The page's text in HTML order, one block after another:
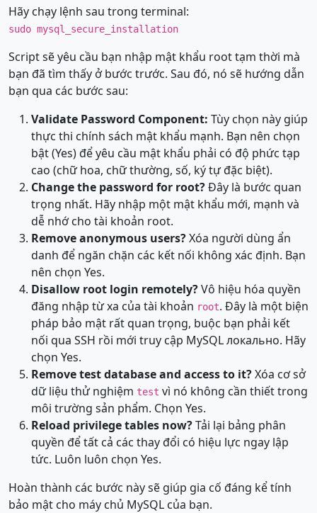
Hãy chạy lệnh sau trong terminal:
sudo mysql_secure_installation
Script sẽ yêu cầu bạn nhập mật khẩu root tạm thời mà
bạn đã tìm thấy ở bước trước. Sau đó, nó sẽ hướng dẫn
bạn qua các bước sau:
Validate Password Component: Tùy chọn này giúp
thực thi chính sách mật khẩu mạnh. Bạn nên chọn
bật (Yes) để yêu cầu mật khẩu phải có độ phức tạp
cao (chữ hoa, chữ thường, số, ký tự đặc biệt).
Change the password for root?Đây là bước quan
trọng nhất. Hãy nhập một mật khẩu mới, mạnh và
dễ nhớ cho tài khoản root.
Remove anonymous users?Xóa người dùng ẩn
danh để ngăn chặn các kết nối không xác định. Bạn
nên chọn Yes.
Disallow root login remotely?Vô hiệu hóa quyền
đăng nhập từ xa của tài khoản root. Đây là một biện
pháp bảo mật rất quan trọng, buộc bạn phải kết
nối qua SSH rồi mới truy cập MySQL локально. Hãy
chọn Yes.
Remove test database and access to it?Xóa cơ sở
dữ liệu thử nghiệm test vì nó không cần thiết trong
môi trường sản phẩm. Chọn Yes.
Reload privilege tables now?Tải lại bảng phân
quyền để tất cả các thay đổi có hiệu lực ngay lập
tức. Luôn luôn chọn Yes.
Hoàn thành các bước này sẽ giúp gia cố đáng kể tính
bảo mật cho máy chủ MySQL của bạn.